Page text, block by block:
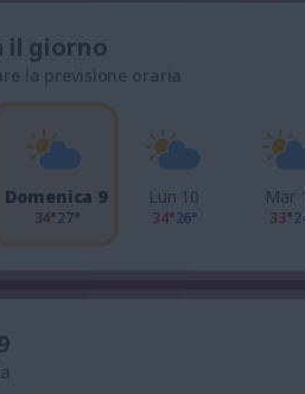
il giorno
la previsione oraria
Domenica 9
34°27°
Lun 10
34°26°
Mar
33°